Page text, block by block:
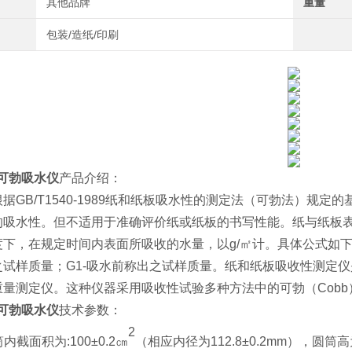
包装/造纸/印刷
勃吸水仪产品介绍：
GB/T1540-1989纸和纸板吸水性的测定法（可勃法）规定
水性。但不适用于准确评价纸或纸板的书写性能。纸与纸
，在规定时间内表面所吸收的水量，以g/㎡计。具体公式如
样质量；G1-吸水前称出之试样质量。纸和纸板吸收性测定
测定仪。这种仪器采用吸收性试验多种方法中的可勃（
勃吸水仪技术参数：
内截面积为:100±0.2㎝
2
（相应内径为112.8±0.2mm），圆筒